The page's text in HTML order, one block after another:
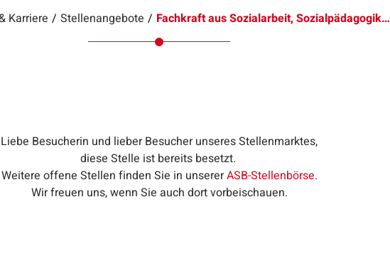
Karriere / Stellenangebote / Fachkraft aus Sozialarbeit, Sozialpädagogik…
Liebe Besucherin und lieber Besucher unseres Stellenmarktes,
diese Stelle ist bereits besetzt.
Weitere offene Stellen finden Sie in unsererASB-Stellenbörse.
Wir freuen uns, wenn Sie auch dort vorbeischauen.